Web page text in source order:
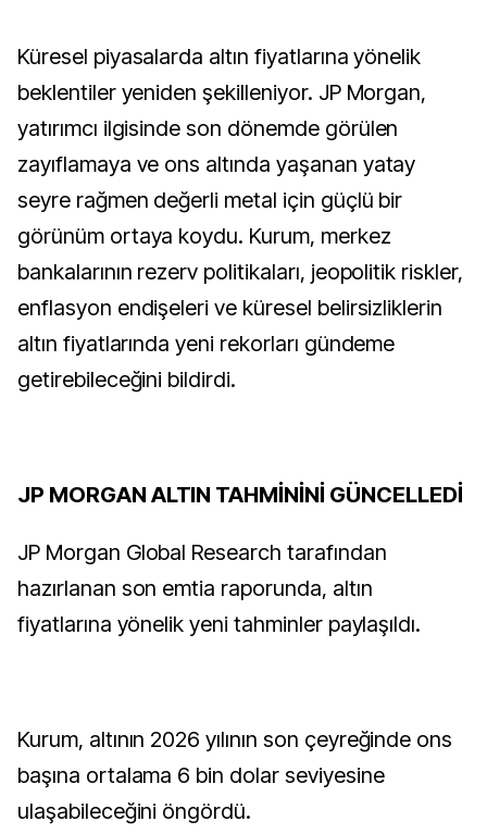
Küresel piyasalarda altın fiyatlarına yönelik
beklentiler yeniden şekilleniyor. JP Morgan,
yatırımcı ilgisinde son dönemde görülen
zayıflamaya ve ons altında yaşanan yatay
seyre rağmen değerli metal için güçlü bir
görünüm ortaya koydu. Kurum, merkez
bankalarının rezerv politikaları, jeopolitik riskler,
enflasyon endişeleri ve küresel belirsizliklerin
altın fiyatlarında yeni rekorları gündeme
getirebileceğini bildirdi.
JP MORGAN ALTIN TAHMİNİNİ GÜNCELLEDİ
JP Morgan Global Research tarafından
hazırlanan son emtia raporunda, altın
fiyatlarına yönelik yeni tahminler paylaşıldı.
Kurum, altının 2026 yılının son çeyreğinde ons
başına ortalama 6 bin dolar seviyesine
ulaşabileceğini öngördü.